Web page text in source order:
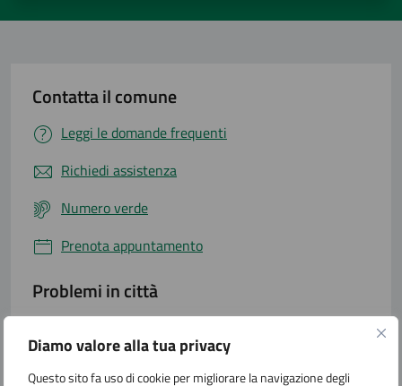
Diamo valore alla tua privacy
Questo sito fa uso di cookie per migliorare la navigazione degli
Contatta il comune
Leggi le domande frequenti
Richiedi assistenza
Numero verde
Prenota appuntamento
Problemi in città